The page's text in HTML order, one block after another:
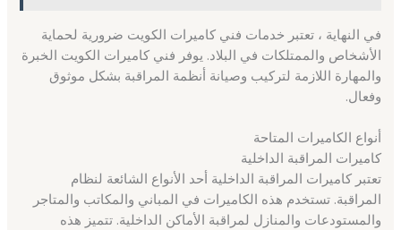
في النهاية ، تعتبر خدمات فني كاميرات الكويت ضرورية لحماية
الأشخاص والممتلكات في البلاد. يوفر فني كاميرات الكويت الخبرة
والمهارة اللازمة لتركيب وصيانة أنظمة المراقبة بشكل موثوق
وفعال.
أنواع الكاميرات المتاحة
كاميرات المراقبة الداخلية
تعتبر كاميرات المراقبة الداخلية أحد الأنواع الشائعة لنظام
المراقبة. تستخدم هذه الكاميرات في المباني والمكاتب والمتاجر
والمستودعات والمنازل لمراقبة الأماكن الداخلية. تتميز هذه